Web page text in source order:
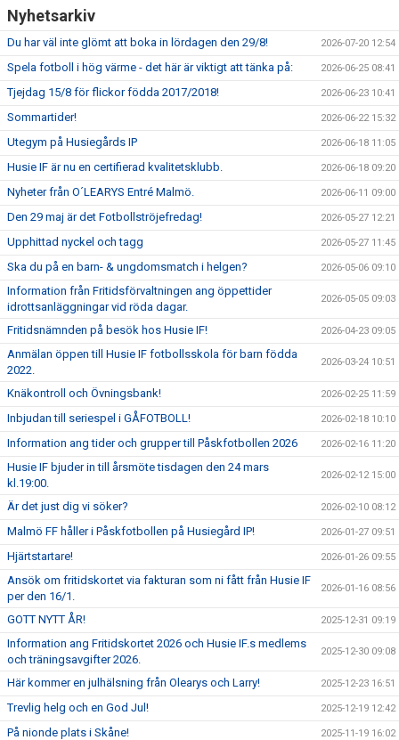
Nyhetsarkiv
Du har väl inte glömt att boka in lördagen den 29/8! 2026-07-20 12:54
Spela fotboll i hög värme - det här är viktigt att tänka på: 2026-06-25 08:41
Tjejdag 15/8 för flickor födda 2017/2018! 2026-06-23 10:41
Sommartider! 2026-06-22 15:32
Utegym på Husiegårds IP 2026-06-18 11:05
Husie IF är nu en certifierad kvalitetsklubb. 2026-06-18 09:20
Nyheter från O´LEARYS Entré Malmö. 2026-06-11 09:00
Den 29 maj är det Fotbollströjefredag! 2026-05-27 12:21
Upphittad nyckel och tagg 2026-05-27 11:45
Ska du på en barn- & ungdomsmatch i helgen? 2026-05-06 09:10
Information från Fritidsförvaltningen ang öppettider
idrottsanläggningar vid röda dagar.
2026-05-05 09:03
Fritidsnämnden på besök hos Husie IF! 2026-04-23 09:05
Anmälan öppen till Husie IF fotbollsskola för barn födda
2022.
2026-03-24 10:51
Knäkontroll och Övningsbank! 2026-02-25 11:59
Inbjudan till seriespel i GÅFOTBOLL! 2026-02-18 10:10
Information ang tider och grupper till Påskfotbollen 2026 2026-02-16 11:20
Husie IF bjuder in till årsmöte tisdagen den 24 mars
kl.19:00.
2026-02-12 15:00
Är det just dig vi söker? 2026-02-10 08:12
Malmö FF håller i Påskfotbollen på Husiegård IP! 2026-01-27 09:51
Hjärtstartare! 2026-01-26 09:55
Ansök om fritidskortet via fakturan som ni fått från Husie IF
per den 16/1.
2026-01-16 08:56
GOTT NYTT ÅR! 2025-12-31 09:19
Information ang Fritidskortet 2026 och Husie IF.s medlems
och träningsavgifter 2026.
2025-12-30 09:08
Här kommer en julhälsning från Olearys och Larry! 2025-12-23 16:51
Trevlig helg och en God Jul! 2025-12-19 12:42
På nionde plats i Skåne! 2025-11-19 16:02